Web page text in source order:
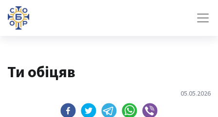
Ти обіцяв
05.05.2026